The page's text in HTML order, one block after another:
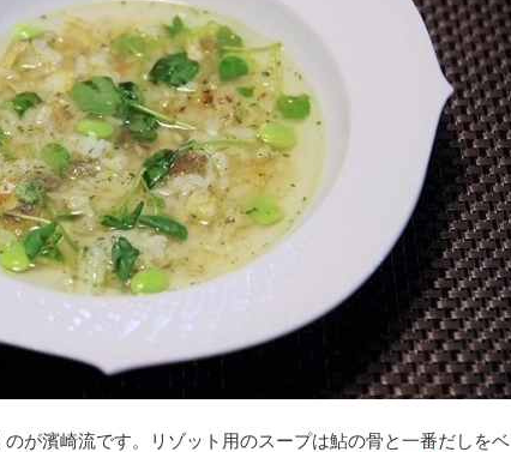
が濱崎流です。リゾット用のスープは鮎の骨と一番だしをベ